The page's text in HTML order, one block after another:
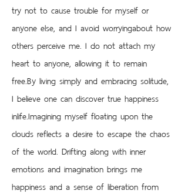
try not to cause trouble for myself or
anyone else, and I avoid worryingabout how
others perceive me. I do not attach my
heart to anyone, allowing it to remain
free.By living simply and embracing solitude,
I believe one can discover true happiness
inlife.Imagining myself floating upon the
clouds reflects a desire to escape the chaos
of the world. Drifting along with inner
emotions and imagination brings me
happiness and a sense of liberation from